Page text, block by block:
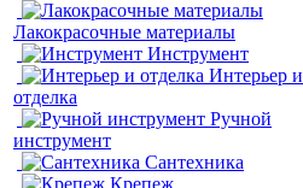
Лакокрасочные материалы
Инструмент
Интерьер и
отделка
Ручной
инструмент
Сантехника
Крепеж